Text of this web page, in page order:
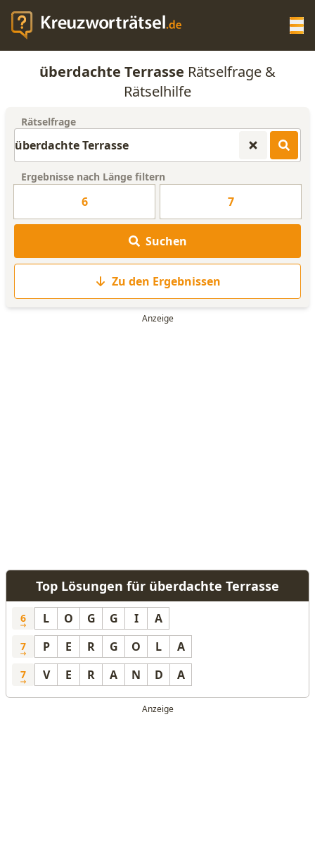
KREUZWORTRÄTSEL-HILFE
ANAGRAMM-GENERATOR
WORTLISTE
überdachte Terrasse Rätselfrage &
Rätselhilfe
Rätselfrage
Ergebnisse nach Länge filtern
6 7
Suchen
Zu den Ergebnissen
Top Lösungen für überdachte Terrasse
6 L O G G I A
7 P E R G O L A
7 V E R A N D A